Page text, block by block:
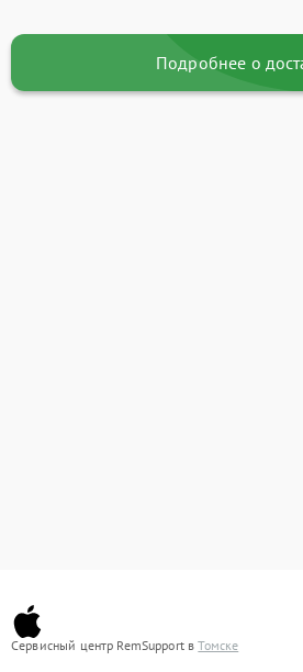
Подробнее о
Сервисный центр RemSupport вТомске